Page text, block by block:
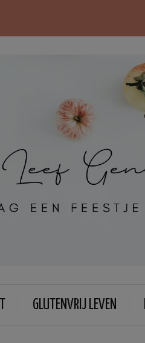
GLUTENVRIJ LEVEN